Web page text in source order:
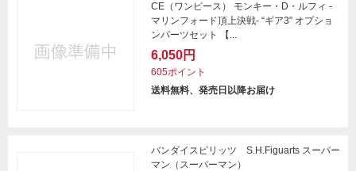
CE（ワンピース） モンキー・D・ルフィ -
マリンフォード頂上決戦- “ギア3” オプショ
ンパーツセット 【...
6,050円
605ポイント
送料無料、発売日以降お届け
バンダイスピリッツ S.H.Figuarts スーパー
マン（スーパーマン）